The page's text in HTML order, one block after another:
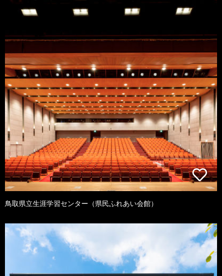
鳥取県立生涯学習センター（県民ふれあい会館）